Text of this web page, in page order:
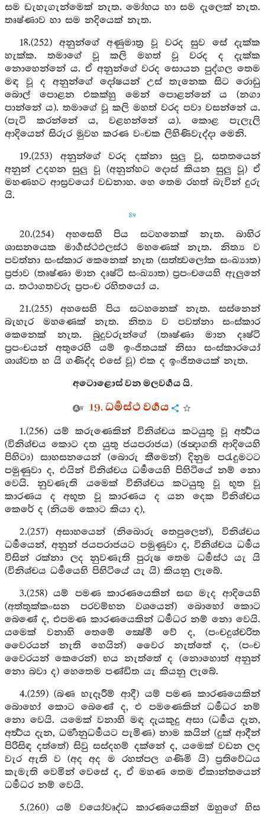
සම ඩැහැගැන්මෙක් නැත. මෝහය හා සම දැලෙක් නැත.
තෘෂ්ණාව හා සම නදියෙක් නැත.
18.(252) අනුන්ගේ අණුමාත්‍ර වූ වරද සුව සේ දැක්ක
හැක්ක. තමාගේ වූ කලි මහත් වූ වරද ද දැක්ක
නොහෙන්නේ ය. ඒ අනුන්ගේ වරද සොයන පුද්ගල තෙම
මඳ වූ ද අනුන්ගේ දෝෂයන් උස් තැනෙක සිට රොඩු
බොල් පොළන එකක්හු මෙන් පොළන්නේ ය (නගා
පාන්නේ ය). තමාගේ වූ කලි මහත් වරද පවා වසන්නේ ය.
(පැටි කරන්නේ ය, වළහන්නේ ය). කොළ පැලැලි
ආදියෙන් සිරුර මුවහ කරණ වංචක ලිහිණිවැද්දා මෙනි.
19.(253) අනුන්ගේ වරද දක්නා සුලු වූ, සතතයෙන්
අනුන් උදහන සුලු වූ (අනුන්හට දොස් කියන සුලු වූ) ඒ
මහණහට ආස්‍රවයෝ වඩනාහ. හෙ තෙම රහත් බැවින් දුරු
යි.
89
20.(254) අහසෙහි පිය සටහනෙක් නැත. බාහිර
ශාසනයෙක මාර්‍ගස්ථඵලස්ථ මහණෙක් නැත. නිත්‍ය ව
පවත්නා සංස්කාර කෙනෙක් නැත (සත්ත්‍වලෝක සංඛ්‍යාත)
ප්‍රජාව (තෘෂ්ණා මාන දෘෂ්ටි සංඛ්‍යාත) ප්‍රපංචයෙහි ඇලුනේ
ය. තථාගතවරු ප්‍රපංච රහිතයෝ ය.
21.(255) අහසෙහි පිය සටහනෙක් නැත. සස්නෙන්
බැහැර මහණෙක් නැත. නිත්‍ය ව පවත්නා සංස්කාර
කෙනෙක් නැත. බුදුවරුන්ගේ (තෘෂ්ණා මාන දෘෂ්ටි
ප්‍රපංචයන් අතුරෙහි යම් ඉංජිතයක් නිසා සංස්කාරයෝ
ශාශ්වත හ යි ගණිද්ද එසේ වූ) එක ද ඉංජිතයෙක් නැත.
අටොළොස් වන මලවර්‍ගය යි.
19. ධර්‍මස්ථ වර්‍ගය
1.(256) යම් කරුණෙකින් විනිශ්චය කටයුතු වූ අර්‍ත්‍ථය
(විනිශ්චය කොට දත යුතු ජයපරාජය) (ඡන්‍දාගති ආදියෙහි
පිහිටා) සාහසනයෙන් (බොරු කීමෙන්) දිනුම පරැදුමටට
පමුණුවා ද, එයින් විනිශ්චය ධර්‍මයෙහි පිහිටියේ නම් නො
වෙයි. නුවණැති යමෙක් විනිශ්චය කටයුතු වූ භූත වූ
කාරණය ද අභූත වූ කාරණය ද යන දෙක විනිශ්චය
කෙරේ ද (නියම කොට කියා ද),
2.(257) අසාහයෙන් (නිබොරු තෙපුලෙන්), විනිශ්චය
ධර්‍මයෙන්, අනුන් ජයපරාජයට පමුණුවා ද, විනිශ්චය ධර්‍මය
විසින් රක්නා ලද නුවණැති පුරුෂ තෙම ධර්‍මස්ථ යැ යි
(විනිශ්චය ධර්‍මයෙහි පිහිටියේ යැ යි) කියනු ලැබේ.
3.(258) යම් පමණ කාරණයෙකින් සඟ මැද ආදියෙහි
(අත්තුක්කංසන පරවම්භන වශයෙන්) බොහෝ කොට
බෙණේ ද, එපමණ කාරණයෙකින් ධර්‍මධර නම් නො වෙයි.
යමෙක් වනාහි තෙමේ ක්‍ෂේමී වේ ද, (පංචදුශ්චරිත
වෛරයන් නැති හෙයින්) වෛර නැත්තේ ද, (පංච
වෛරයන් කෙරෙන්) භය නැත්තේ ද (නොහොත් අනුන්
නො බවා ද) හෙතෙම පණ්ඩිත යැ කියනු ලැබේ.
4.(259) (බණ හැදෑරීම් ආදී) යම් පමණ කාරණයෙකින්
බොහෝ කොට බෙණේ ද, එ පමණෙකින් ධර්‍මධර නම්
නො වෙයි. යමෙක් වනාහි මඳ දැයකුදු අසා (ධර්‍මය දැන,
අර්‍ත්‍ථය දැන, ධර්‍මානුධර්‍මයට පැමිණ) නාම කයින් (දුක් ආදීන්
පිරිසිඳ දත්තේ) සිවු සස්දහම් දක්නේ ද, යමෙක් වඩන ලද
වැර ඇති ව (අද අද ම රහත්පල ගණිමි යි) ප්‍රතිවේධය
කැමැති වෙමින් වෙසේ ද, ඒ මහණ තෙම ඒකාන්තයෙන්
ධර්‍මධර නම් වෙයි.
5.(260) යම් වයෝවෘද්ධ කාරණයෙකින් ඔහුගේ හිස